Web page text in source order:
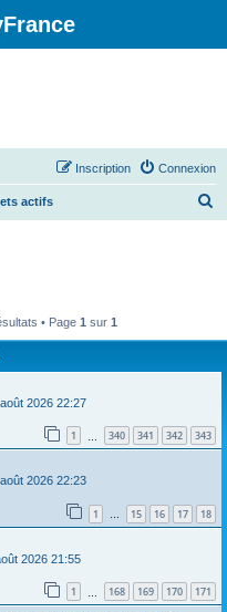
Connexion
Inscription
actifs
• Page 1 sur 1
2026 22:27
1 340 341 342 343
2026 22:23
1 … 15 16 17 18
2026 21:55
1 168 169 170 171